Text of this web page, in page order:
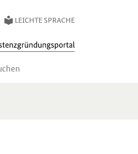
LEICHTE SPRACHE
STARTEN